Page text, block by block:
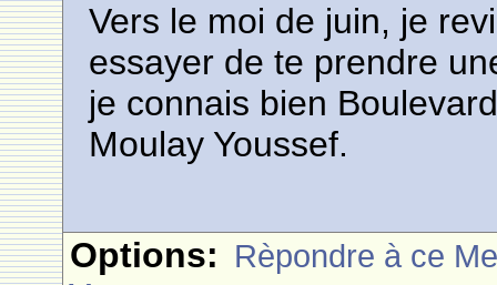
Vers le moi de juin, je
essayer de te prendre
je connais bien
Moulay Youssef.
Options: Rèpondre à ce